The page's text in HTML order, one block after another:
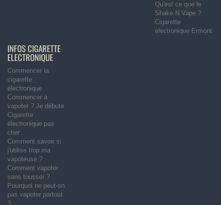
Qu'est ce que le
Shake N Vape ?
Cigarette
electronique Ermont
INFOS CIGARETTE
ELECTRONIQUE
Commencer la
cigarette
électronique
Commencer à
vapoter ? Je débute
Cigarette
électronique pas
cher
Comment savoir si
j'utilise trop ma
vapoteuse ?
Comment vapoter
sans tousser ?
Pourquoi ne peut-on
pas vapoter partout
?